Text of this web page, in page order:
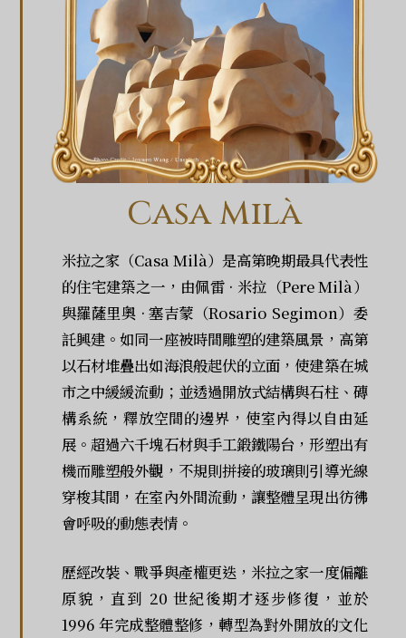
Casa Milà
米拉之家（Casa Milà）是高第晚期最具代表性
的住宅建築之一，由佩雷 · 米拉（Pere Milà）
與羅薩里奧 · 塞吉蒙（Rosario Segimon）委
託興建。如同一座被時間雕塑的建築風景，高第
以石材堆疊出如海浪般起伏的立面，使建築在城
市之中緩緩流動；並透過開放式結構與石柱、磚
構系統，釋放空間的邊界，使室內得以自由延
展。超過六千塊石材與手工鍛鐵陽台，形塑出有
機而雕塑般外觀，不規則拼接的玻璃則引導光線
穿梭其間，在室內外間流動，讓整體呈現出彷彿
會呼吸的動態表情。
歷經改裝、戰爭與產權更迭，米拉之家一度偏離
原貌，直到 20 世紀後期才逐步修復，並於
1996 年完成整體整修，轉型為對外開放的文化